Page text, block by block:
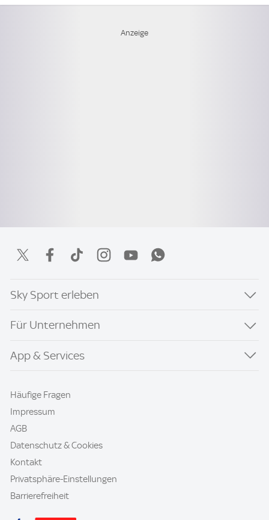
Sky Sport erleben
Für Unternehmen
App & Services
Häufige Fragen
Impressum
AGB
Datenschutz & Cookies
Kontakt
Privatsphäre-Einstellungen
Barrierefreiheit